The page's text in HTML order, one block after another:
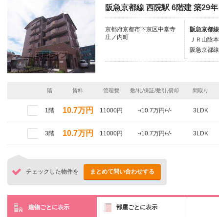
阪急京都線 西院駅 6階建 築29年
京都府京都市下京区中堂寺
庄ノ内町
阪急京都
ＪＲ山陰
阪急京都
階 賃料 管理費 敷/礼/保証/敷引,償却 間取り
1階 10.7万円 11000円 -/10.7万円/-/- 3LDK
3階 10.7万円 11000円 -/10.7万円/-/- 3LDK
チェックした物件を まとめて問い合わせする
建物ごとに表示 部屋ごとに表示